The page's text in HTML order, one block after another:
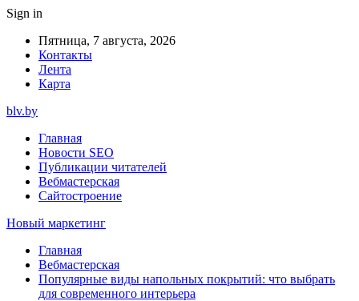
Sign in
Пятница, 7 августа, 2026
Контакты
Лента
Карта
blv.by
Главная
Новости SEO
Публикации читателей
Вебмастерская
Сайтостроение
Новый маркетинг
Главная
Вебмастерская
Популярные виды напольных покрытий: что выбрать
для современного интерьера